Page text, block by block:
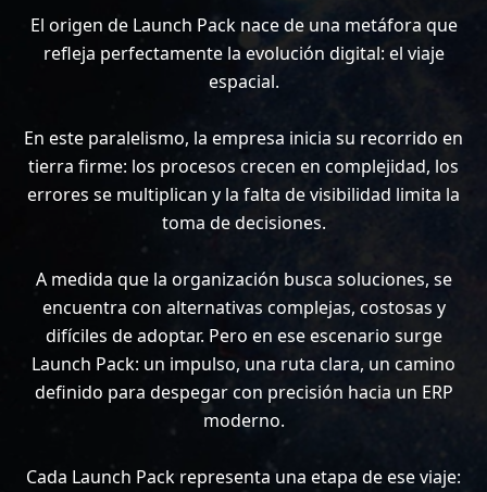
El origen de Launch Pack nace de una metáfora que
refleja perfectamente la evolución digital: el viaje
espacial.
En este paralelismo, la empresa inicia su recorrido en
tierra firme: los procesos crecen en complejidad, los
errores se multiplican y la falta de visibilidad limita la
toma de decisiones.
A medida que la organización busca soluciones, se
encuentra con alternativas complejas, costosas y
difíciles de adoptar. Pero en ese escenario surge
Launch Pack: un impulso, una ruta clara, un camino
definido para despegar con precisión hacia un ERP
moderno.
Cada Launch Pack representa una etapa de ese viaje: